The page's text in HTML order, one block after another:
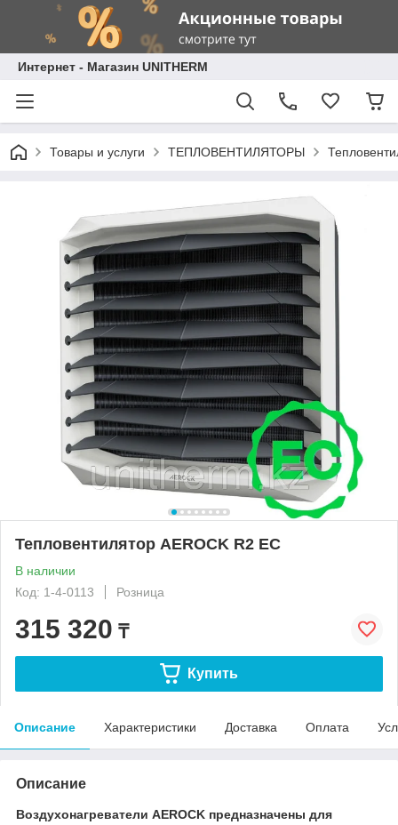
Интернет - Магазин UNITHERM
Товары и услуги ТЕПЛОВЕНТИЛЯТОРЫ
Тепловентилятор AEROCK R2 ЕC
В наличии
Код: 1-4-0113
Розница
315 320 ₸
Купить
Описание Характеристики Доставка Оплата
Описание
Воздухонагреватели AEROCK предназначены для